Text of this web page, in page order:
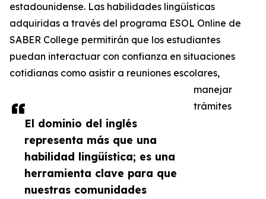
El dominio del inglés
representa más que una
habilidad lingüística; es una
herramienta clave para que
nuestras comunidades
estadounidense. Las habilidades lingüísticas
adquiridas a través del programa ESOL Online de
SABER College permitirán que los estudiantes
puedan interactuar con confianza en situaciones
cotidianas como asistir a reuniones escolares,
manejar
trámites